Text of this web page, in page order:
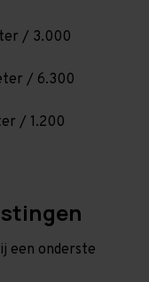
/ 3.000
/ 6.300
/ 1.200
een onderste